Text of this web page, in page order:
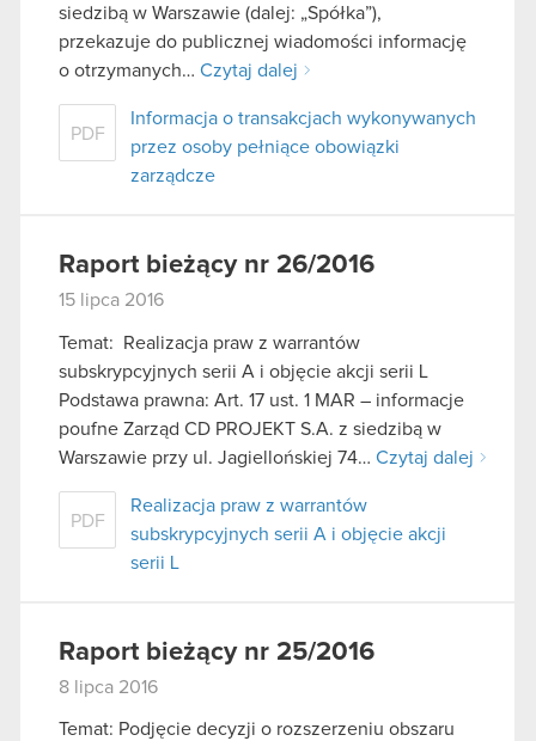
siedzibą w Warszawie (dalej: „Spółka”),
przekazuje do publicznej wiadomości informację
o otrzymanych… Czytaj dalej
PDF
Informacja o transakcjach wykonywanych
przez osoby pełniące obowiązki
zarządcze
Raport bieżący nr 26/2016
15 lipca 2016
Temat: Realizacja praw z warrantów
subskrypcyjnych serii A i objęcie akcji serii L
Podstawa prawna: Art. 17 ust. 1 MAR – informacje
poufne Zarząd CD PROJEKT S.A. z siedzibą w
Warszawie przy ul. Jagiellońskiej 74… Czytaj dalej
PDF
Realizacja praw z warrantów
subskrypcyjnych serii A i objęcie akcji
serii L
Raport bieżący nr 25/2016
8 lipca 2016
Temat: Podjęcie decyzji o rozszerzeniu obszaru